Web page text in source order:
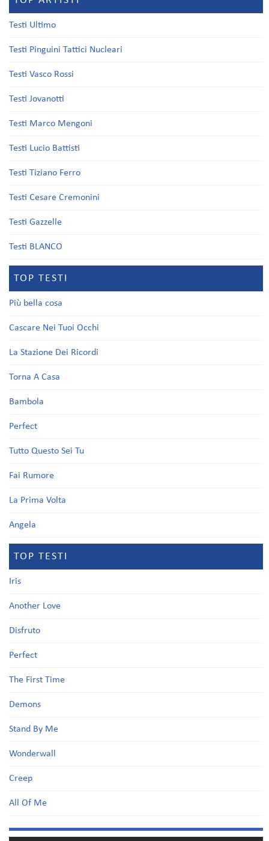
Testi Ultimo
Testi Pinguini Tattici Nucleari
Testi Vasco Rossi
Testi Jovanotti
Testi Marco Mengoni
Testi Lucio Battisti
Testi Tiziano Ferro
Testi Cesare Cremonini
Testi Gazzelle
Testi BLANCO
TOP TESTI
Più bella cosa
Cascare Nei Tuoi Occhi
La Stazione Dei Ricordi
Torna A Casa
Bambola
Perfect
Tutto Questo Sei Tu
Fai Rumore
La Prima Volta
Angela
TOP TESTI
Iris
Another Love
Disfruto
Perfect
The First Time
Demons
Stand By Me
Wonderwall
Creep
All Of Me